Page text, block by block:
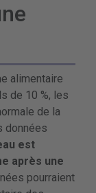
alimentaire
de 10 %, les
de la
données
est
après une
pourraient